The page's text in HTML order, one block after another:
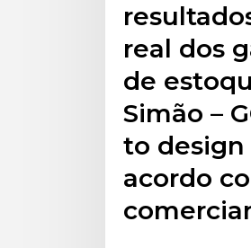
real dos
de
Simão –
to
acordo